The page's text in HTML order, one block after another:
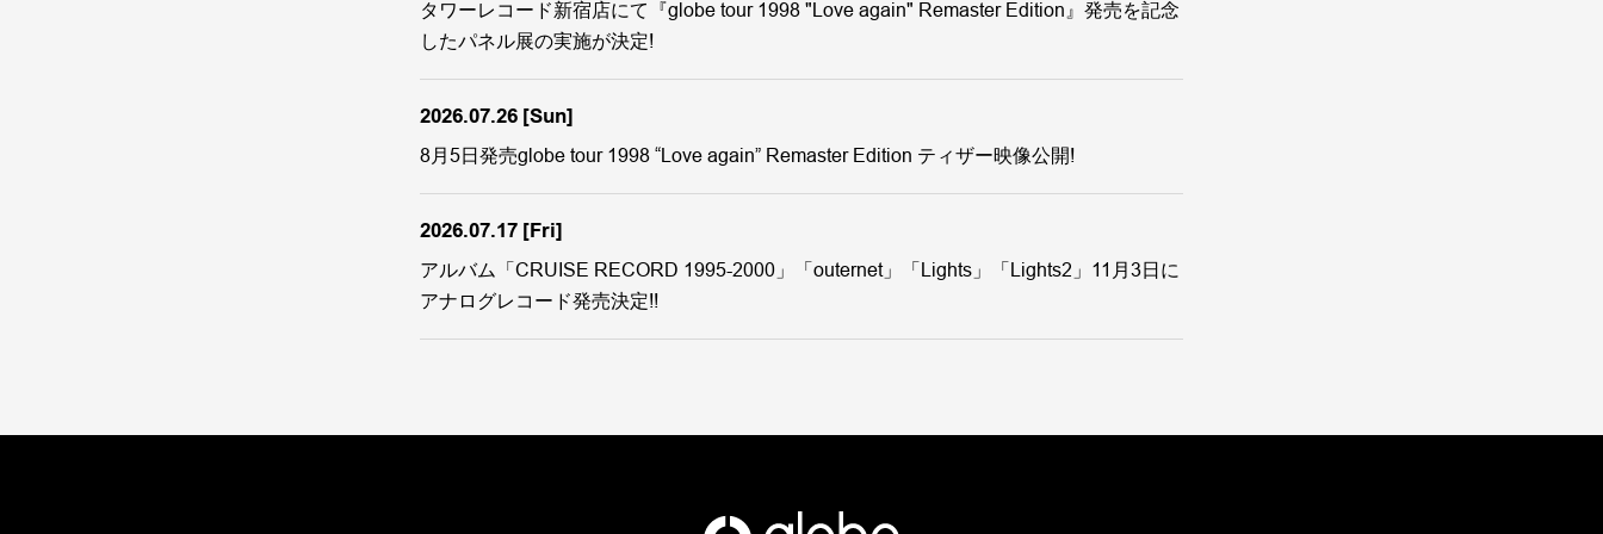
タワーレコード新宿店にて『globe tour 1998 "Love again" Remaster Edition』発売を記念
したパネル展の実施が決定!
2026.07.26 [Sun]
8月5日発売globe tour 1998 “Love again” Remaster Edition ティザー映像公開!
2026.07.17 [Fri]
アルバム「CRUISE RECORD 1995-2000」「outernet」「Lights」「Lights2」11月3日に
アナログレコード発売決定!!